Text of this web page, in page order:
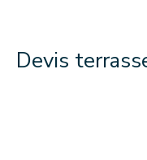
Devis